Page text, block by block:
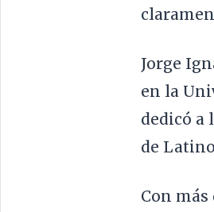
Jorge
en la
dedicó a
de
Con